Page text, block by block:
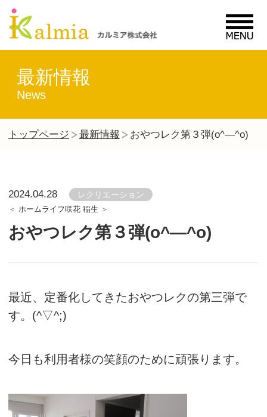
MENU
最新情報
News
トップページ 最新情報 おやつレク第３弾(o^―^o)
2024.04.28 レクリエーション
ホームライフ咲花 稲生
おやつレク第３弾(o^―^o)
最近、定番化してきたおやつレクの第三弾で
す。(^▽^;)
今日も利用者様の笑顔のために頑張ります。